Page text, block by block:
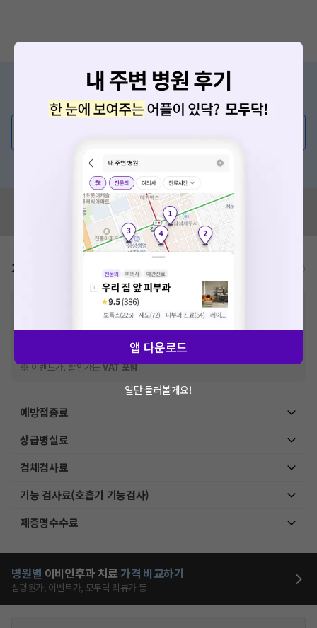
증상/치료, 궁금한 점이 있나요?
의사가 직접 답해드려요!
혹은, 의료상담 서비스에 다양한 게시글 보러가기
혹시 잘못된 병원정보가 있나요?
모두닥 팀에 알려주세요!
가격표
비급여 항목의 경우,추가비용 등으로 실제 가격과 상이할 수 있으니, 정확
한 가격은 해당 의료기관에 직접 문의해주세요.
※급여 항목의 경우,건강보험심사평가원에 고지되어 있는 급여 진료 기준 가
격입니다. (진료와 연관된 복합적인 비용이 추가되어, 병원마다 금액이 다르게
산정될 수 있는 점 참고 바랍니다.)
※ 이벤트가, 할인가는VAT 포함
예방접종료
상급병실료
검체검사료
기능 검사료(호흡기 기능검사)
제증명수수료
병원별 이비인후과 치료가격 비교하기
심평원가, 이벤트가, 모두닥 리뷰가 등
앱 다운로드
일단 둘러볼게요!